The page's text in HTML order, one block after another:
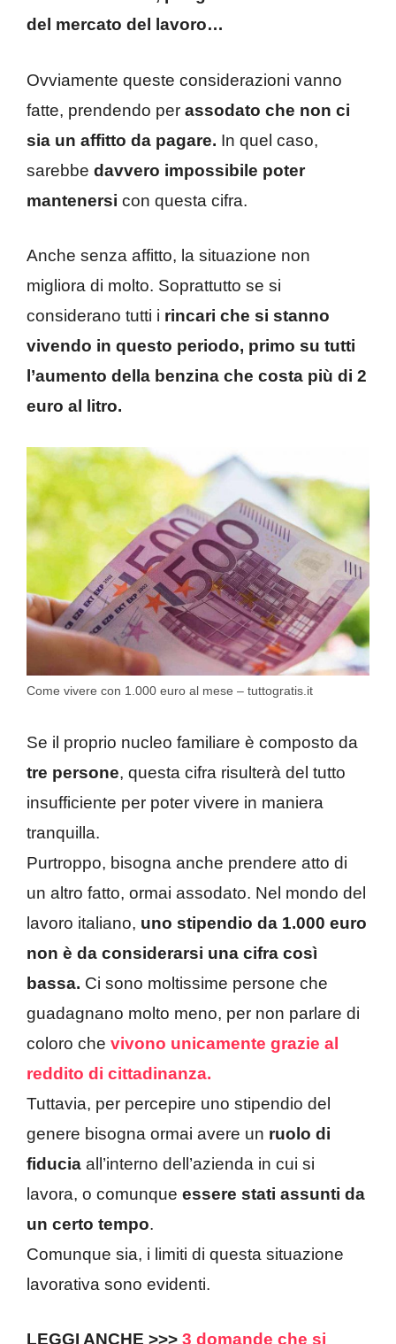
del mercato del lavoro…
Ovviamente queste considerazioni vanno
fatte, prendendo per assodato che non ci
sia un affitto da pagare. In quel caso,
sarebbe davvero impossibile poter
mantenersi con questa cifra.
Anche senza affitto, la situazione non
migliora di molto. Soprattutto se si
considerano tutti i rincari che si stanno
vivendo in questo periodo, primo su tutti
l’aumento della benzina che costa più di 2
euro al litro.
Come vivere con 1.000 euro al mese – tuttogratis.it
Se il proprio nucleo familiare è composto da
tre persone, questa cifra risulterà del tutto
insufficiente per poter vivere in maniera
tranquilla.
Purtroppo, bisogna anche prendere atto di
un altro fatto, ormai assodato. Nel mondo del
lavoro italiano, uno stipendio da 1.000 euro
non è da considerarsi una cifra così
bassa. Ci sono moltissime persone che
guadagnano molto meno, per non parlare di
coloro che vivono unicamente grazie al
reddito di cittadinanza.
Tuttavia, per percepire uno stipendio del
genere bisogna ormai avere un ruolo di
fiducia all’interno dell’azienda in cui si
lavora, o comunque essere stati assunti da
un certo tempo.
Comunque sia, i limiti di questa situazione
lavorativa sono evidenti.
LEGGI ANCHE >>> 3 domande che si